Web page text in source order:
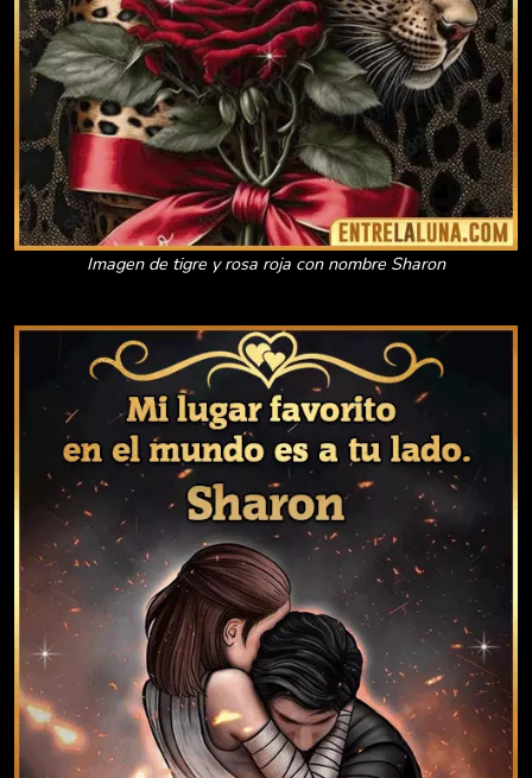
Imagen de tigre y rosa roja con nombre Sharon